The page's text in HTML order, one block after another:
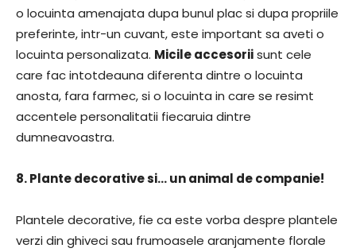
o locuinta amenajata dupa bunul plac si dupa propriile
preferinte, intr-un cuvant, este important sa aveti o
locuinta personalizata. Micile accesoriisunt cele
care fac intotdeauna diferenta dintre o locuinta
anosta, fara farmec, si o locuinta in care se resimt
accentele personalitatii fiecaruia dintre
dumneavoastra.
8. Plante decorative si… un animal de companie!
Plantele decorative, fie ca este vorba despre plantele
verzi din ghiveci sau frumoasele aranjamente florale